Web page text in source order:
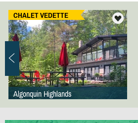
CHALET VEDETTE
Algonquin Highlands